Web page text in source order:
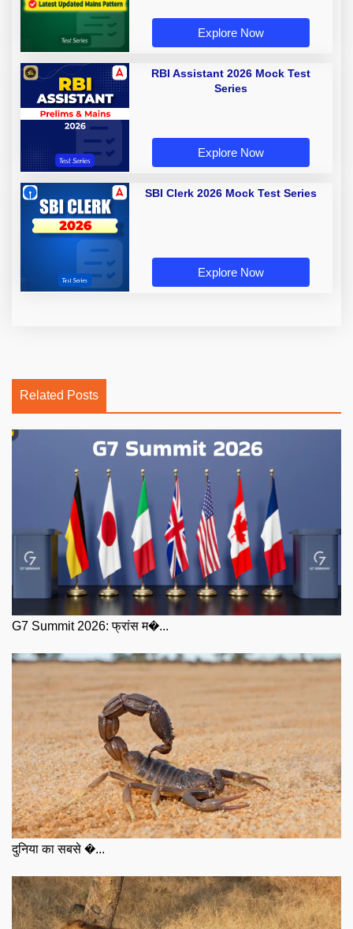
Explore Now
RBI Assistant 2026 Mock Test
Series
Explore Now
SBI Clerk 2026 Mock Test Series
Explore Now
Related Posts
G7 Summit 2026: फ्रांस म�...
दुनिया का सबसे �...